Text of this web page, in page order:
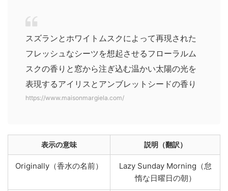
スズランとホワイトムスクによって再現された
フレッシュなシーツを想起させるフローラルム
スクの香りと窓から注ぎ込む温かい太陽の光を
表現するアイリスとアンブレットシードの香り
https://www.maisonmargiela.com/
表示の意味 説明（翻訳）
Originally（香水の名前）
Lazy Sunday Morning（怠
惰な日曜日の朝）